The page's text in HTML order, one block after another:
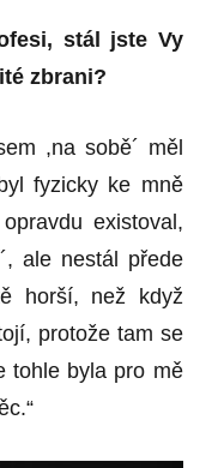
stál jste Vy
zbrani?
,na sobě´ měl
fyzicky ke mně
existoval,
ale nestál přede
horší, než když
protože tam se
tohle byla pro mě